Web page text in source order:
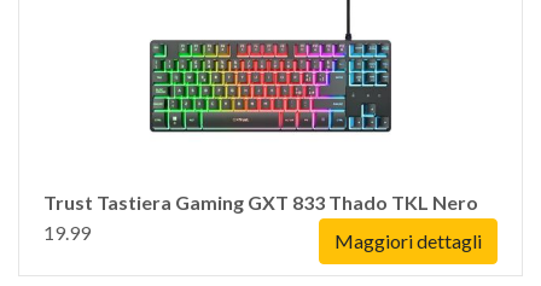
Trust Tastiera Gaming GXT 833 Thado TKL Nero
19.99
Maggiori dettagli